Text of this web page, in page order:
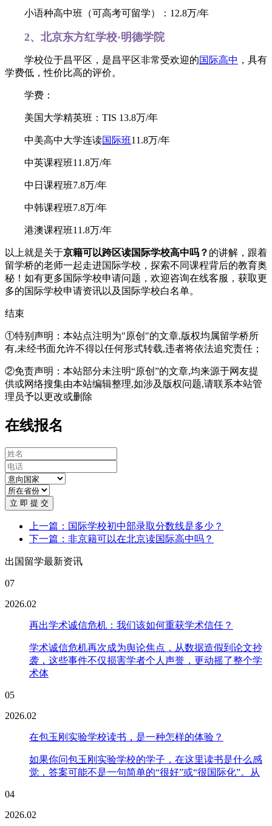
小语种高中班（可高考可留学）：12.8万/年
2、北京东方红学校·明德学院
学校位于昌平区，是昌平区非常受欢迎的国际高中 ，具有
学费低，性价比高的评价。
学费：
美国大学精英班：TIS 13.8万/年
中美高中大学连读国际班11.8万/年
中英课程班11.8万/年
中日课程班7.8万/年
中韩课程班7.8万/年
港澳课程班11.8万/年
以上就是关于京籍可以跨区读国际学校高中吗？ 的讲解，跟着
留学桥的老师一起走进国际学校，探索不同课程背后的教育奥
秘！如有更多国际学校申请问题，欢迎咨询在线客服 ，获取更
多的国际学校申请资讯以及国际学校白名单。
结束
①特别声明：本站点注明为"原创"的文章,版权均属留学桥所
有,未经书面允许不得以任何形式转载,违者将依法追究责任；
②免责声明：本站部分未注明“原创”的文章,均来源于网友提
供或网络搜集由本站编辑整理,如涉及版权问题,请联系本站管
理员予以更改或删除
在线报名
立 即 提 交
上一篇：国际学校初中部录取分数线是多少？
下一篇：非京籍可以在北京读国际高中吗？
出国留学最新资讯
07
2026.02
再出学术诚信危机：我们该如何重获学术信任？
学术诚信危机再次成为舆论焦点，从数据造假到论文抄
袭，这些事件不仅损害学者个人声誉，更动摇了整个学
术体
05
2026.02
在包玉刚实验学校读书，是一种怎样的体验？
如果你问包玉刚实验学校的学子，在这里读书是什么感
觉，答案可能不是一句简单的“很好”或“很国际化”。从
04
2026.02